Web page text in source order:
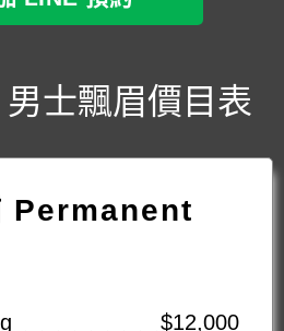
士飄眉價目表
Permanent
$12,000